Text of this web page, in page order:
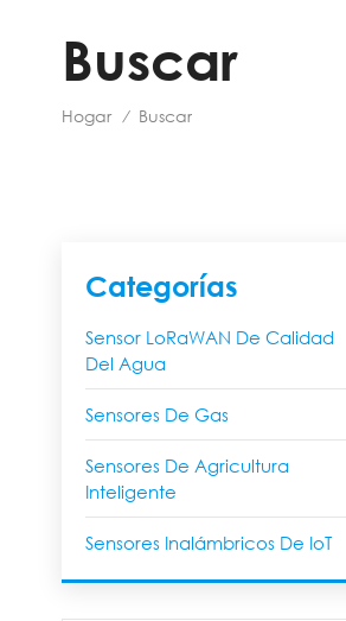
Buscar
Hogar / Buscar
Categorías
Sensor LoRaWAN De Calidad
Del Agua
Sensores De Gas
Sensores De Agricultura
Inteligente
Sensores Inalámbricos De IoT